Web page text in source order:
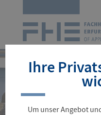
Navigation
überspringenIhre
Um unser Angebot